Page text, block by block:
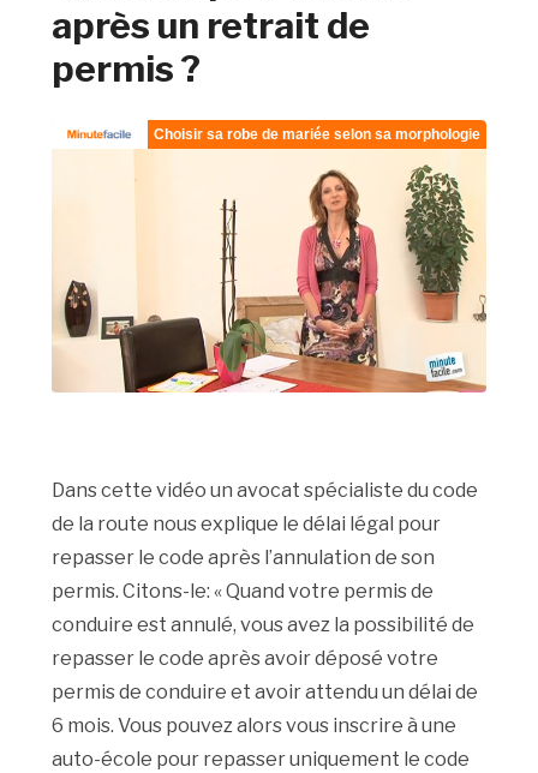
après un retrait de
permis ?
Dans cette vidéo un avocat spécialiste du code
de la route nous explique le délai légal pour
repasser le code après l’annulation de son
permis. Citons-le: « Quand votre permis de
conduire est annulé, vous avez la possibilité de
repasser le code après avoir déposé votre
permis de conduire et avoir attendu un délai de
6 mois. Vous pouvez alors vous inscrire à une
auto-école pour repasser uniquement le code